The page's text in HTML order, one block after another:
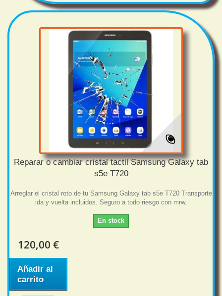
Reparar o cambiar cristal tactil Samsung Galaxy tab
s5e T720
Arreglar el cristal roto de tu Samsung Galaxy tab s5e T720 Transporte
ida y vuelta incluidos. Seguro a todo riesgo con mrw.
En stock
120,00 €
Añadir al
carrito